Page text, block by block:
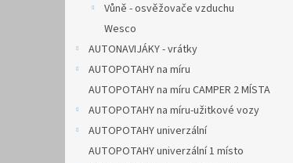
Vůně - osvěžovače vzduchu
Wesco
AUTONAVIJÁKY - vrátky
AUTOPOTAHY na míru
AUTOPOTAHY na míru CAMPER 2 MÍSTA
AUTOPOTAHY na míru-užitkové vozy
AUTOPOTAHY univerzální
AUTOPOTAHY univerzální 1 místo